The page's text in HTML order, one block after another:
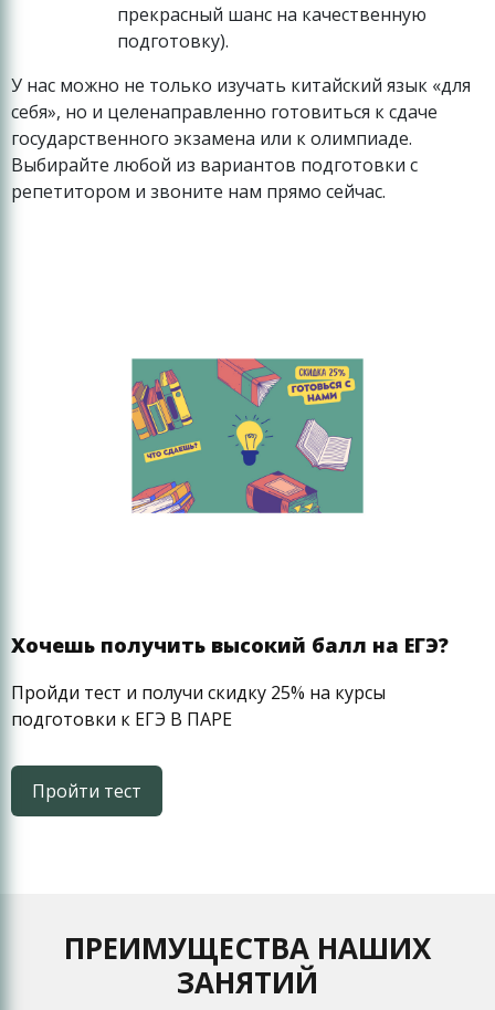
прекрасный шанс на качественную
подготовку).
У нас можно не только изучать китайский язык «для
себя», но и целенаправленно готовиться к сдаче
государственного экзамена или к олимпиаде.
Выбирайте любой из вариантов подготовки с
репетитором и звоните нам прямо сейчас.
Хочешь получить высокий балл на ЕГЭ?
Пройди тест и получи скидку 25% на курсы
подготовки к ЕГЭ В ПАРЕ
Пройти тест
ПРЕИМУЩЕСТВА НАШИХ
ЗАНЯТИЙ